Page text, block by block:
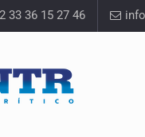
33 36 15 27 46